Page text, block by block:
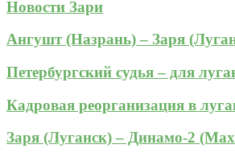
Новости Зари
Ангушт (Назрань) – Заря
Петербургский судья – для
Кадровая реорганизация в
Заря (Луганск) – Динамо-2